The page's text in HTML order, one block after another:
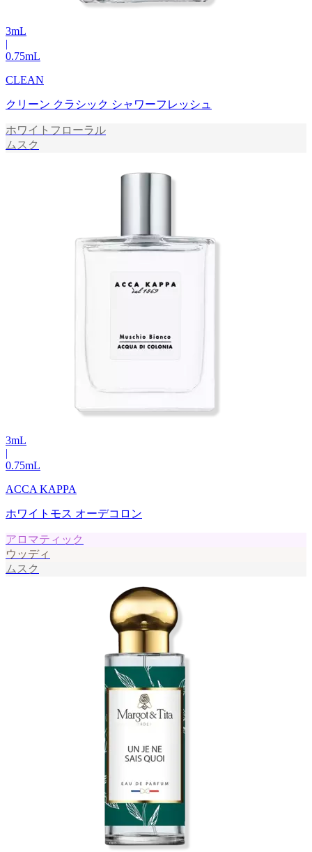
3mL
|
0.75mL
CLEAN
クリーン クラシック シャワーフレッシュ
ホワイトフローラル
ムスク
3mL
|
0.75mL
ACCA KAPPA
ホワイトモス オーデコロン
アロマティック
ウッディ
ムスク